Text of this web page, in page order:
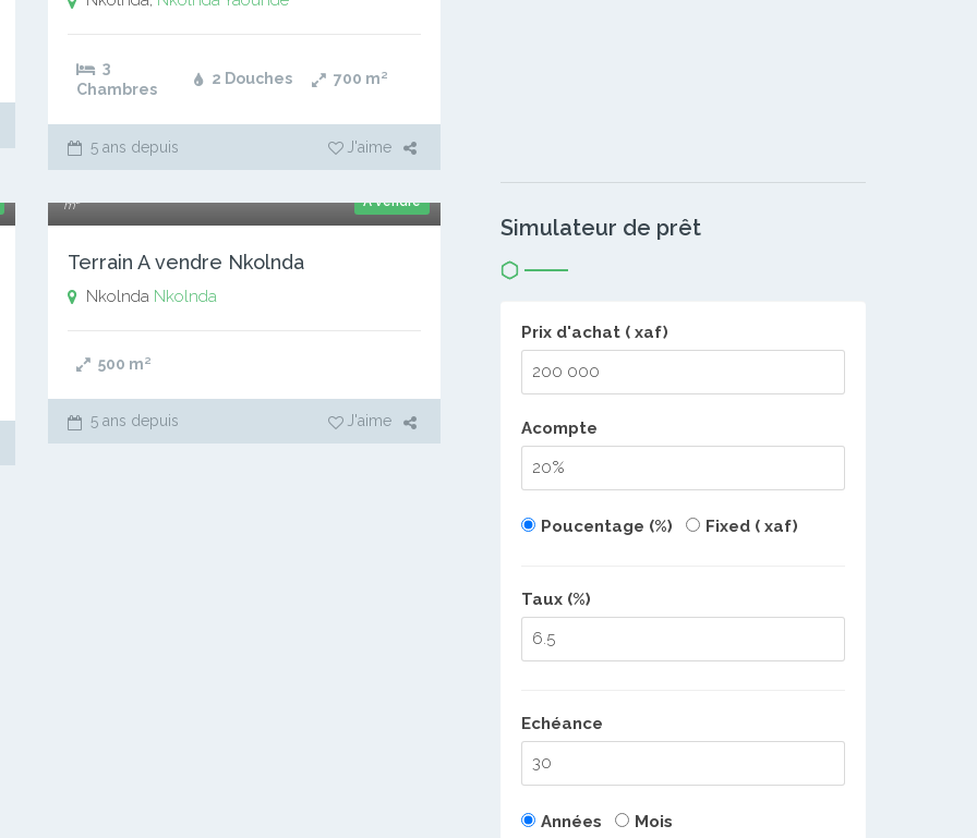
3
Chambres
2 Douches 700 m²
5 ans depuis J'aime
A vendre
m²
Terrain A vendre Nkolnda
Nkolnda Nkolnda
500 m²
5 ans depuis J'aime
Simulateur de prêt
Prix d'achat ( xaf)
Acompte
Poucentage (%) Fixed ( xaf)
Taux (%)
Echéance
Années Mois